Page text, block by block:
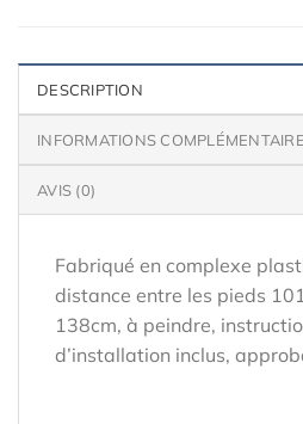
DESCRIPTION
INFORMATIONS
AVIS (0)
Fabriqué en complexe
distance entre les pieds
138cm, à peindre,
d’installation inclus,